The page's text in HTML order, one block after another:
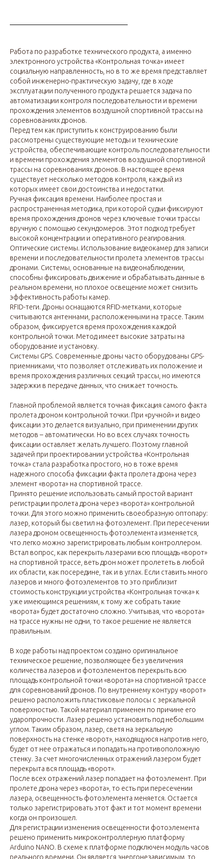
Работа по разработке технического продукта, а именно
электронного устройства «Контрольная точка» имеет
социальную направленность, но в то же время представляет
собой инженерно-практическую задачу, где в ходе
эксплуатации полученного продукта решается задача по
автоматизации контроля последовательности и времени
прохождения элементов воздушной спортивной трассы на
соревнованиях дронов.
Перед тем как приступить к конструированию были
рассмотрены существующие методы и технические
устройства, обеспечивающие контроль последовательности
и времени прохождения элементов воздушной спортивной
трассы на соревнованиях дронов. В настоящее время
существует несколько методов контроля, каждый из
которых имеет свои достоинства и недостатки.
Ручная фиксация времени. Наиболее простая и
распространенная методика, при которой судьи фиксируют
время прохождения дронов через ключевые точки трассы
вручную с помощью секундомеров. Этот подход требует
высокой концентрации и оперативного реагирования.
Оптические системы. Использование видеокамер для записи
времени и последовательности пролета элементов трассы
дронами. Системы, основанные на видеонаблюдении,
способны фиксировать движение и обрабатывать данные в
реальном времени, но плохое освещение может снизить
эффективность работы камер.
RFID-теги. Дроны оснащаются RFID-метками, которые
считываются антеннами, расположенными на трассе. Таким
образом, фиксируется время прохождения каждой
контрольной точки. Метод имеет высокие затраты на
оборудование и установку.
Системы GPS. Современные дроны часто оборудованы GPS-
приемниками, что позволяет отслеживать их положение и
время прохождения различных секций трассы, но имеются
задержки в передаче данных, что снижает точность.
Главной проблемой является точная фиксация самого факта
пролета дроном контрольной точки. При «ручной» и видео
фиксации это делается визуально, при применении других
методов – автоматически. Но во всех случаях точность
фиксации оставляет желать лучшего. Поэтому главной
задачей при проектировании устройства «Контрольная
точка» стала разработка простого, но в тоже время
надежного способа фиксации факта пролета дрона через
элемент «ворота» на спортивной трассе.
Принято решение использовать самый простой вариант
регистрации пролета дрона через «ворота» контрольной
точки. Для этого можно применить своеобразную оптопару:
лазер, который бы светил на фотоэлемент. При пересечении
лазера дроном освещенность фотоэлемента изменяется,
что легко можно зарегистрировать любым контроллером.
Встал вопрос, как перекрыть лазерами всю площадь «ворот»
на спортивной трассе, веть дрон может пролететь в любой
их области, как посередине, так и в углах. Если ставить много
лазеров и много фотоэлементов то это приблизит
стоимость конструкции устройства «Контрольная точка» к
уже имеющимся решениям, к тому же собрать такие
«ворота» будет достаточно сложно. Учитывая, что «ворота»
на трассе нужны не одни, то такое решение не является
правильным.
В ходе работы над проектом создано оригинальное
техническое решение, позволяющее без увеличения
количества лазеров и фотоэлементов перекрыть всю
площадь контрольной точки «ворота» на спортивной трассе
для соревнований дронов. По внутреннему контуру «ворот»
решено расположить пластиковые полосы с зеркальной
поверхностью. Такой материал применен по причине его
ударопрочности. Лазер решено установить под небольшим
углом. Таким образом, лазер, светя на зеркальную
поверхность на стенке «ворот», находящуюся напротив него,
будет от нее отражаться и попадать на противоположную
стенку. За счет многочисленных отражений лазером будет
перекрыта вся площадь «ворот».
После всех отражений лазер попадает на фотоэлемент. При
пролете дрона через «ворота», то есть при пересечении
лазера, освещенность фотоэлемента меняется. Остается
только зарегистрировать этот факт и тот момент времени
когда он произошел.
Для регистрации изменения освещенности фотоэлемента
решено применить микроконтроллерную платформу
Arduino NANO. В схеме к платформе подключен модуль часов
реального времени. Он является энергонезависимым, то